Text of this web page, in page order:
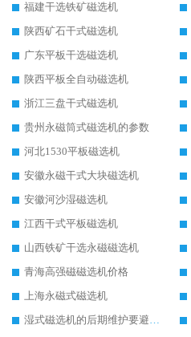
福建干选铁矿磁选机
陕西矿石干式磁选机
广东平板干选磁选机
陕西平板全自动磁选机
浙江三盘干式磁选机
贵州永磁筒式磁选机的参数
河北1530平板磁选机
安徽永磁干式大块磁选机
安徽河沙湿磁选机
江西干式平板磁选机
山西铁矿干选永磁磁选机
青海高强磁磁选机价格
上海永磁式磁选机
湿式磁选机的后期维护要避开哪些坑